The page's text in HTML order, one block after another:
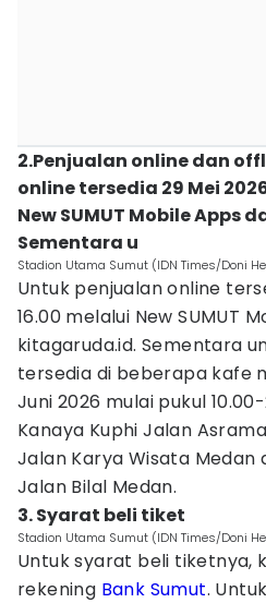
2.Penjualan online dan
online tersedia 29 Mei
New SUMUT Mobile Apps
Sementara u
Stadion Utama Sumut (IDN Times/Doni
Untuk penjualan online
16.00 melalui New SUMUT
kitagaruda.id. Sementara
tersedia di beberapa kafe
Juni 2026 mulai pukul
Kanaya Kuphi Jalan
Jalan Karya Wisata Medan
Jalan Bilal Medan.
3. Syarat beli tiket
Stadion Utama Sumut (IDN Times/Doni
Untuk syarat beli tiketnya,
rekening Bank Sumut.